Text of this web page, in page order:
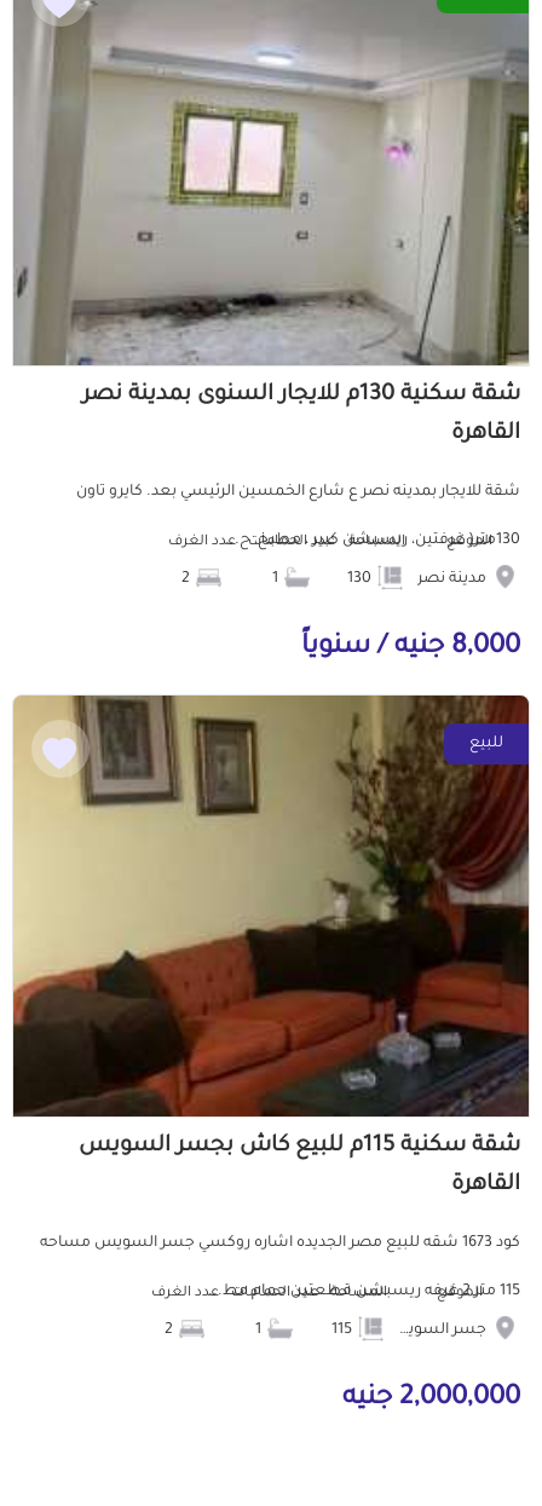
شقة سكنية 130م للايجار السنوى بمدينة نصر
القاهرة
شقة للايجار بمدينه نصر ع شارع الخمسين الرئيسي بعد. كايرو تاون
130متر( غرفتين، ريسبشن كبير ، مطبخ، ح... الموقع
مدينة نصر
المساحة عدد الحمامات عدد الغرف
8,000 جنيه / سنوياً
للبيع
شقة سكنية 115م للبيع كاش بجسر السويس
القاهرة
كود 1673 شقه للبيع مصر الجديده اشاره روكسي جسر السويس مساحه
115 متر 2 غرفه ريسبشن قطعتين حمام مط... الموقع
جسر السويس
المساحة عدد الحمامات عدد الغرف
2,000,000 جنيه